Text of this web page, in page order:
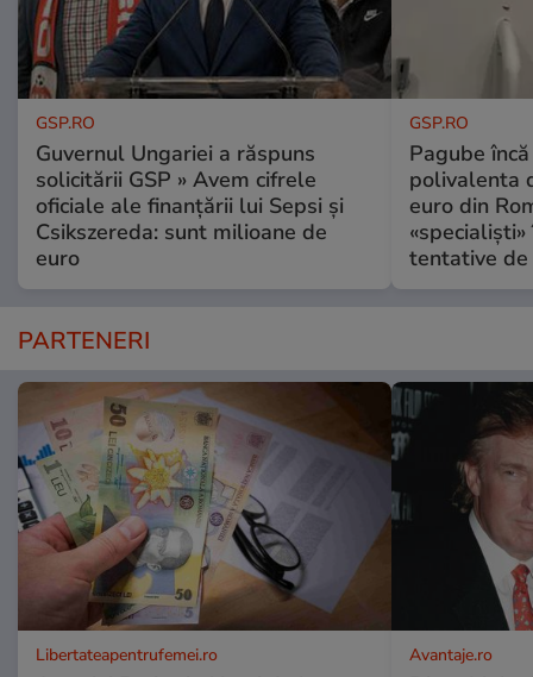
GSP.RO
Guvernul Ungariei a răspuns
solicitării GSP » Avem cifrele
oficiale ale finanțării lui Sepsi și
Csikszereda: sunt milioane de
euro
GSP.RO
Pagube
polivalenta
euro din
tentative de
PARTENERI
Libertateapentrufemei.ro Avantaje.ro